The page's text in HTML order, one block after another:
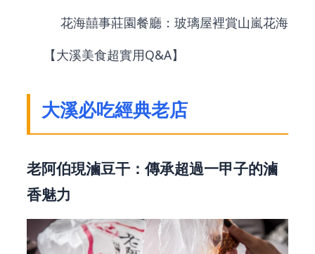
花海囍事莊園餐廳：玻璃屋裡賞山嵐花海
【大溪美食超實用Q&A】
大溪必吃經典老店
老阿伯現滷豆干：傳承超過一甲子的滷
香魅力